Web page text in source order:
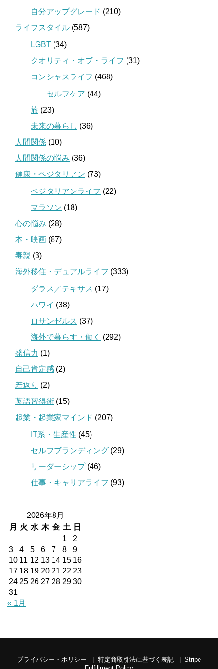
自分アップグレード (210)
ライフスタイル (587)
LGBT (34)
クオリティ・オブ・ライフ (31)
コンシャスライフ (468)
セルフケア (44)
旅 (23)
未来の暮らし (36)
人間関係 (10)
人間関係の悩み (36)
健康・ベジタリアン (73)
ベジタリアンライフ (22)
マラソン (18)
心の悩み (28)
本・映画 (87)
毒親 (3)
海外移住・デュアルライフ (333)
ダラス／テキサス (17)
ハワイ (38)
ロサンゼルス (37)
海外で暮らす・働く
(292)
発信力 (1)
自己肯定感 (2)
若返り (2)
英語習得術 (15)
起業・起業家マインド (207)
IT系・生産性 (45)
セルフブランディング (29)
リーダーシップ(46)
仕事・キャリアライフ (93)
2026年8月
月
火 水 木 金 土
日
1
2
3
4 5 6 7 8
9
10 11 12 13 14 15 16
17 18 19 20 21 22 23
24 25 26 27 28 29 30
31
« 1月
プライバシー・ポリシー 特定商取引法に基づく表記
Stripe